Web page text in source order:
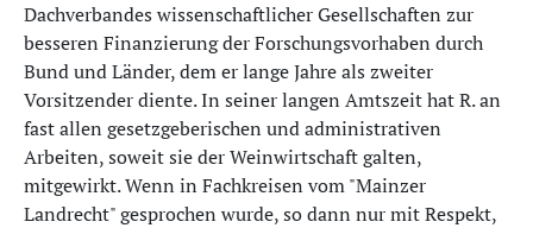
Dachverbandes wissenschaftlicher Gesellschaften zur
besseren Finanzierung der Forschungsvorhaben durch
Bund und Länder, dem er lange Jahre als zweiter
Vorsitzender diente. In seiner langen Amtszeit hat R. an
fast allen gesetzgeberischen und administrativen
Arbeiten, soweit sie der Weinwirtschaft galten,
mitgewirkt. Wenn in Fachkreisen vom "Mainzer
Landrecht" gesprochen wurde, so dann nur mit Respekt,